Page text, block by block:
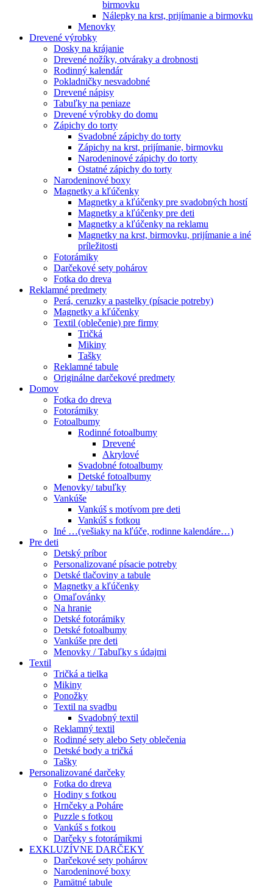
birmovku
Nálepky na krst, prijímanie a birmovku
Menovky
Drevené výrobky
Dosky na krájanie
Drevené nožíky, otváraky a drobnosti
Rodinný kalendár
Pokladničky nesvadobné
Drevené nápisy
Tabuľky na peniaze
Drevené výrobky do domu
Zápichy do torty
Svadobné zápichy do torty
Zápichy na krst, prijímanie, birmovku
Narodeninové zápichy do torty
Ostatné zápichy do torty
Narodeninové boxy
Magnetky a kľúčenky
Magnetky a kľúčenky pre svadobných hostí
Magnetky a kľúčenky pre deti
Magnetky a kľúčenky na reklamu
Magnetky na krst, birmovku, prijímanie a iné
príležitosti
Fotorámiky
Darčekové sety pohárov
Fotka do dreva
Reklamné predmety
Perá, ceruzky a pastelky (písacie potreby)
Magnetky a kľúčenky
Textil (oblečenie) pre firmy
Tričká
Mikiny
Tašky
Reklamné tabule
Originálne darčekové predmety
Domov
Fotka do dreva
Fotorámiky
Fotoalbumy
Rodinné fotoalbumy
Drevené
Akrylové
Svadobné fotoalbumy
Detské fotoalbumy
Menovky/ tabuľky
Vankúše
Vankúš s motívom pre deti
Vankúš s fotkou
Iné …(vešiaky na kľúče, rodinne kalendáre…)
Pre deti
Detský príbor
Personalizované písacie potreby
Detské tlačoviny a tabule
Magnetky a kľúčenky
Omaľovánky
Na hranie
Detské fotorámiky
Detské fotoalbumy
Vankúše pre deti
Menovky / Tabuľky s údajmi
Textil
Tričká a tielka
Mikiny
Ponožky
Textil na svadbu
Svadobný textil
Reklamný textil
Rodinné sety alebo Sety oblečenia
Detské body a tričká
Tašky
Personalizované darčeky
Fotka do dreva
Hodiny s fotkou
Hrnčeky a Poháre
Puzzle s fotkou
Vankúš s fotkou
Darčeky s fotorámikmi
EXKLUZÍVNE DARČEKY
Darčekové sety pohárov
Narodeninové boxy
Pamätné tabule